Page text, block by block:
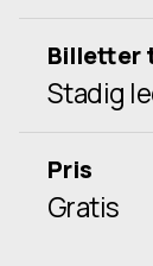
Billetter
Stadig
Pris
Gratis